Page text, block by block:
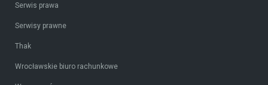
Serwis prawa
Serwisy prawne
Thak
Wrocławskie biuro rachunkowe